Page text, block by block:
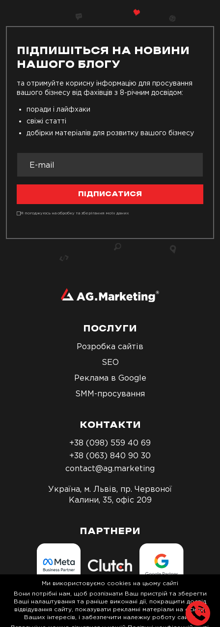
ПІДПИШІТЬСЯ НА НОВИНИ
НАШОГО БЛОГУ
та отримуйте корисну інформацію для просування
вашого бізнесу від фахівців з 8-річним досвідом:
поради і лайфхаки
свіжі статті
добірки матеріалів для розвитку вашого бізнесу
ПІДПИСАТИСЯ
Я погоджуюсь на обробку та зберігання моїх даних
ПОСЛУГИ
Розробка сайтів
SEO
Реклама в Google
SMM-просування
КОНТАКТИ
+38 (098) 559 40 69
+38 (063) 840 90 30
contact@ag.marketing
Україна, м. Львів, пр. Червоної
Калини, 35, офіс 209
ПАРТНЕРИ
Політика конфіденційності
Ми використовуємо cookies на цьому сайті
Вони потрібні нам, щоб розпізнати Ваш пристрій та зберегти
Ваші налаштування та раніше виконані дії, покращити досвід
відвідування сайту, показувати рекламні матеріали на основі
Ваших інтересів, і забезпечити належну роботу сайту.